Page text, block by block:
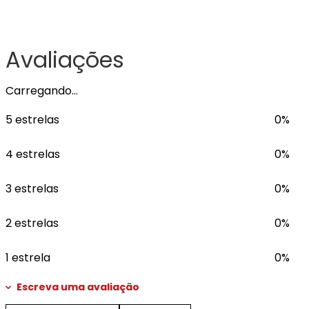
Avaliações
Carregando…
5 estrelas
0%
4 estrelas 0%
3 estrelas 0%
2 estrelas 0%
1 estrela 0%
Escreva uma avaliação